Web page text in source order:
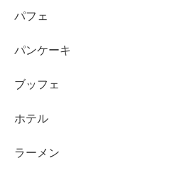
パフェ
パンケーキ
ブッフェ
ホテル
ラーメン